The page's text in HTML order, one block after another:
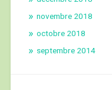
novembre 2018
octobre 2018
septembre 2014